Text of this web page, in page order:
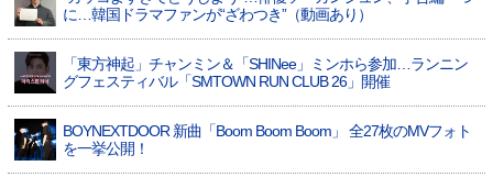
に…韓国ドラマファンが“ざわつき”（動画あり）
「東方神起」チャンミン＆「SHINee」ミンホら参加…ランニン
グフェスティバル「SMTOWN RUN CLUB 26」開催
BOYNEXTDOOR 新曲「Boom Boom Boom」 全27枚のMVフォト
を一挙公開！